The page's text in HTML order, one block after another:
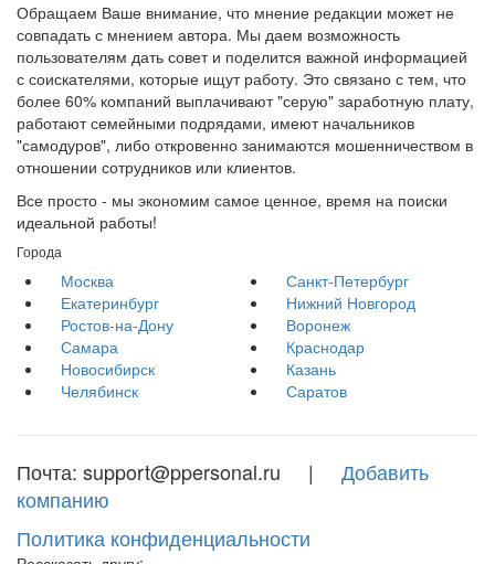
Обращаем Ваше внимание, что мнение редакции может не
совпадать с мнением автора. Мы даем возможность
пользователям дать совет и поделится важной информацией
с соискателями, которые ищут работу. Это связано с тем, что
более 60% компаний выплачивают "серую" заработную плату,
работают семейными подрядами, имеют начальников
"самодуров", либо откровенно занимаются мошенничеством в
отношении сотрудников или клиентов.
Все просто - мы экономим самое ценное, время на поиски
идеальной работы!
Города
Москва
Санкт-Петербург
Екатеринбург
Нижний Новгород
Ростов-на-Дону
Воронеж
Самара
Краснодар
Новосибирск
Казань
Челябинск
Саратов
Почта: support@ppersonal.ru | Добавить
компанию
Политика конфиденциальности